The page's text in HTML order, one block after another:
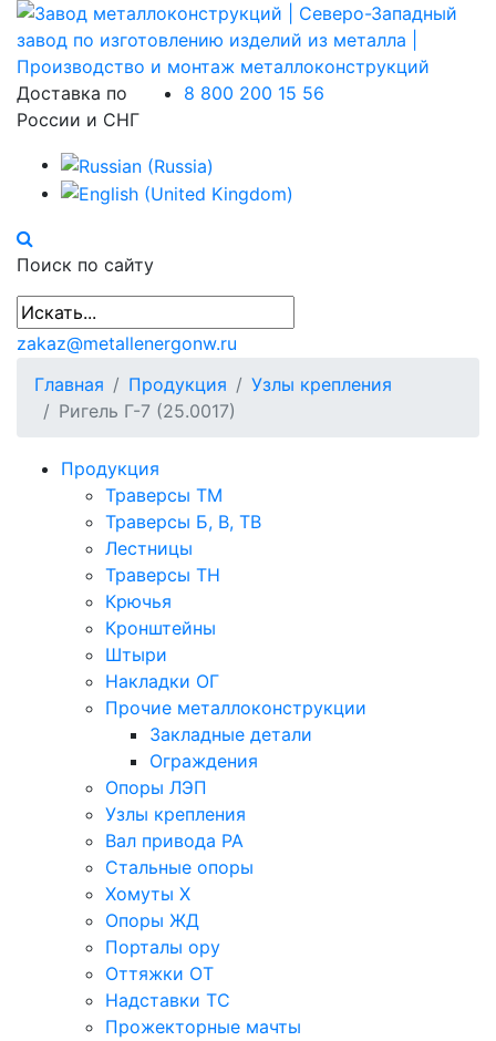
Доставка по
России и СНГ
8 800 200 15 56
Поиск по сайту
zakaz@metallenergonw.ru
Главная
Продукция
Узлы крепления
Ригель Г-7 (25.0017)
Продукция
Траверсы ТМ
Траверсы Б, В, ТВ
Лестницы
Траверсы ТН
Крючья
Кронштейны
Штыри
Накладки ОГ
Прочие металлоконструкции
Закладные детали
Ограждения
Опоры ЛЭП
Узлы крепления
Вал привода РА
Стальные опоры
Хомуты Х
Опоры ЖД
Порталы ору
Оттяжки ОТ
Надставки ТС
Прожекторные мачты